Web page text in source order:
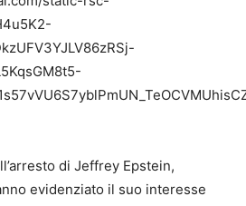
di Jeffrey Epstein,
evidenziato il suo interesse